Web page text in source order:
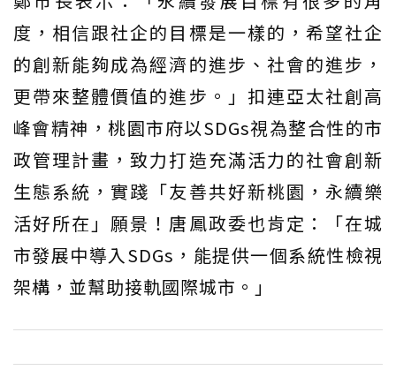
度，相信跟社企的目標是一樣的，希望社企
的創新能夠成為經濟的進步、社會的進步，
更帶來整體價值的進步。」扣連亞太社創高
峰會精神，桃園市府以SDGs視為整合性的市
政管理計畫，致力打造充滿活力的社會創新
生態系統，實踐「友善共好新桃園，永續樂
活好所在」願景！唐鳳政委也肯定：「在城
市發展中導入SDGs，能提供一個系統性檢視
架構，並幫助接軌國際城市。」